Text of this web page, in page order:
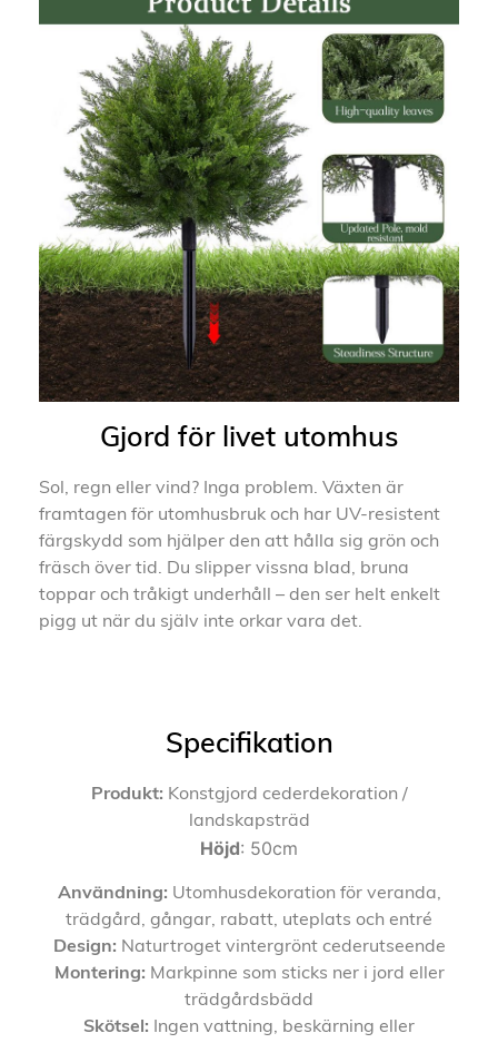
Gjord för livet utomhus
Sol, regn eller vind? Inga problem. Växten är
framtagen för utomhusbruk och har UV-resistent
färgskydd som hjälper den att hålla sig grön och
fräsch över tid. Du slipper vissna blad, bruna
toppar och tråkigt underhåll – den ser helt enkelt
pigg ut när du själv inte orkar vara det.
Specifikation
Produkt: Konstgjord cederdekoration /
landskapsträd
Höjd: 50cm
Användning: Utomhusdekoration för veranda,
trädgård, gångar, rabatt, uteplats och entré
Design: Naturtroget vintergrönt cederutseende
Montering: Markpinne som sticks ner i jord eller
trädgårdsbädd
Skötsel: Ingen vattning, beskärning eller